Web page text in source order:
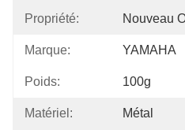
Propriété: Nouveau
Marque: YAMAHA
Poids: 100g
Matériel: Métal